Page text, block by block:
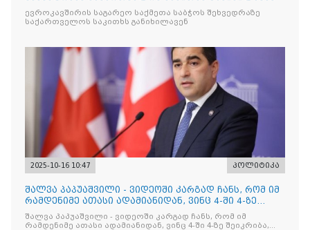
ევროკავშირის საგარეო საქმეთა საბჭოს შეხვედრაზე
საქართველოს საკითხს განიხილავენ
2025-10-16 10:47 პოლიტიკა
შალვა პაპუაშვილი - ვიდეოში კარგად ჩანს, რომ იმ
რამდენიმე ათასი ადამიანიდან, ვინც 4-ში 4-ზე
შეიკრიბა,
შალვა პაპუაშვილი - ვიდეოში კარგად ჩანს, რომ იმ
რამდენიმე ათასი ადამიანიდან, ვინც 4-ში 4-ზე შეიკრიბა,